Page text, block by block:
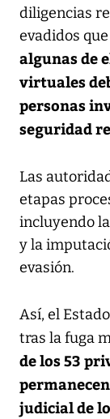
diligencias
evadidos
algunas de
virtuales
personas
seguridad
Las
etapas
incluyendo
y la
evasión.
Así, el
tras la fuga
de los 53
judicial de